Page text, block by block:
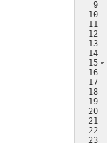
9
10
11
12
13
14
15
16
17
18
19
20
21
22
23